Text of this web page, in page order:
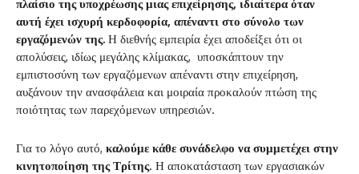
πλαίσιο της υποχρέωσης μιας επιχείρησης, ιδιαίτερα όταν
αυτή έχει ισχυρή κερδοφορία, απέναντι στο σύνολο των
εργαζόμενών της. Η διεθνής εμπειρία έχει αποδείξει ότι οι
απολύσεις, ιδίως μεγάλης κλίμακας, υποσκάπτουν την
εμπιστοσύνη των εργαζόμενων απέναντι στην επιχείρηση,
αυξάνουν την ανασφάλεια και μοιραία προκαλούν πτώση της
ποιότητας των παρεχόμενων υπηρεσιών.
Για το λόγο αυτό, καλούμε κάθε συνάδελφο να συμμετέχει στην
κινητοποίηση της Τρίτης. Η αποκατάσταση των εργασιακών